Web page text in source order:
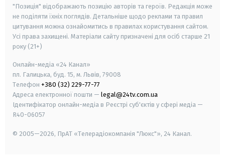
"Позиція" відображають позицію авторів та героїв. Редакція може
не поділяти їхніх поглядів. Детальніше щодо реклами та правил
цитування можна ознайомитись в правилах користування сайтом.
Усі права захищені. Матеріали сайту призначені для осіб старше 21
року (21+)
Онлайн-медіа «24 Канал»
пл. Галицька, буд. 15, м. Львів, 79008
Телефон +380 (32) 229-77-77
Адреса електронної пошти — legal@24tv.com.ua
Ідентифікатор онлайн-медіа в Реєстрі суб'єктів у сфері медіа —
R40-06057
© 2005—2026, ПрАТ «Телерадіокомпанія "Люкс"», 24 Канал.